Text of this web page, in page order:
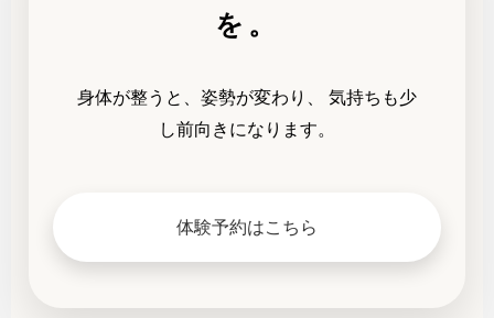
を。
身体が整うと、姿勢が変わり、 気持ちも少
し前向きになります。
体験予約はこちら